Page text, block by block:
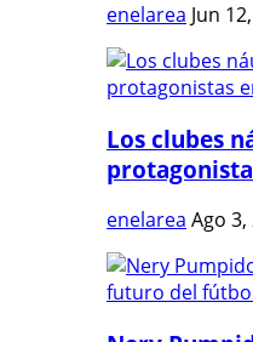
enelarea Jun
Los clubes
enelarea Ago 3,